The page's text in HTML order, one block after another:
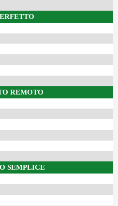
REMOTO
SEMPLICE